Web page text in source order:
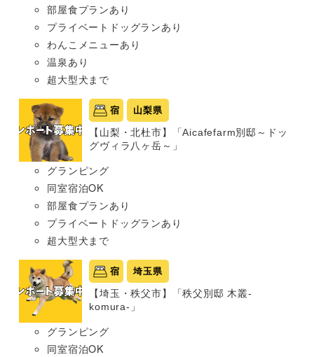
部屋食プランあり
プライベートドッグランあり
わんこメニューあり
温泉あり
超大型犬まで
宿 山梨県
【山梨・北杜市】「Aicafefarm別邸～ドッ
グヴィラ八ヶ岳～」
グランピング
同室宿泊OK
部屋食プランあり
プライベートドッグランあり
超大型犬まで
宿 埼玉県
【埼玉・秩父市】「秩父別邸 木叢-
komura-」
グランピング
同室宿泊OK